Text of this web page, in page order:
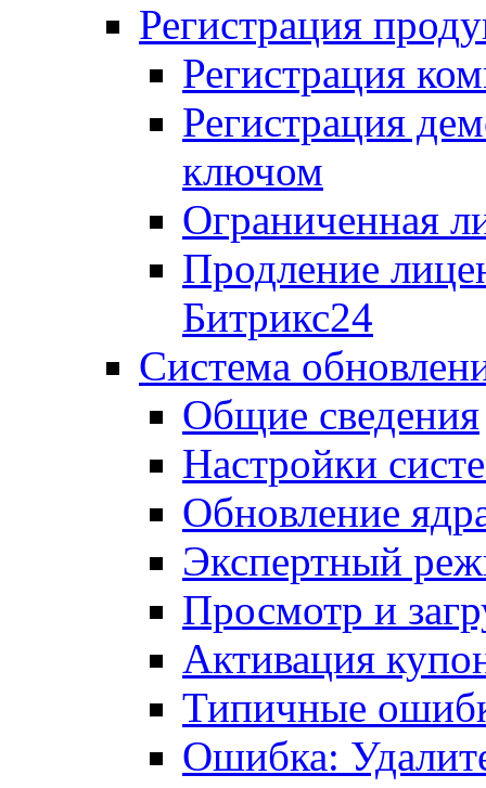
Регистрация
Регистрация
Регистрация
ключом
Ограниченная
Продление
Битрикс24
Система
Общие сведения
Настройки
Обновление
Экспертный
Просмотр и
Активация
Типичные
Ошибка: